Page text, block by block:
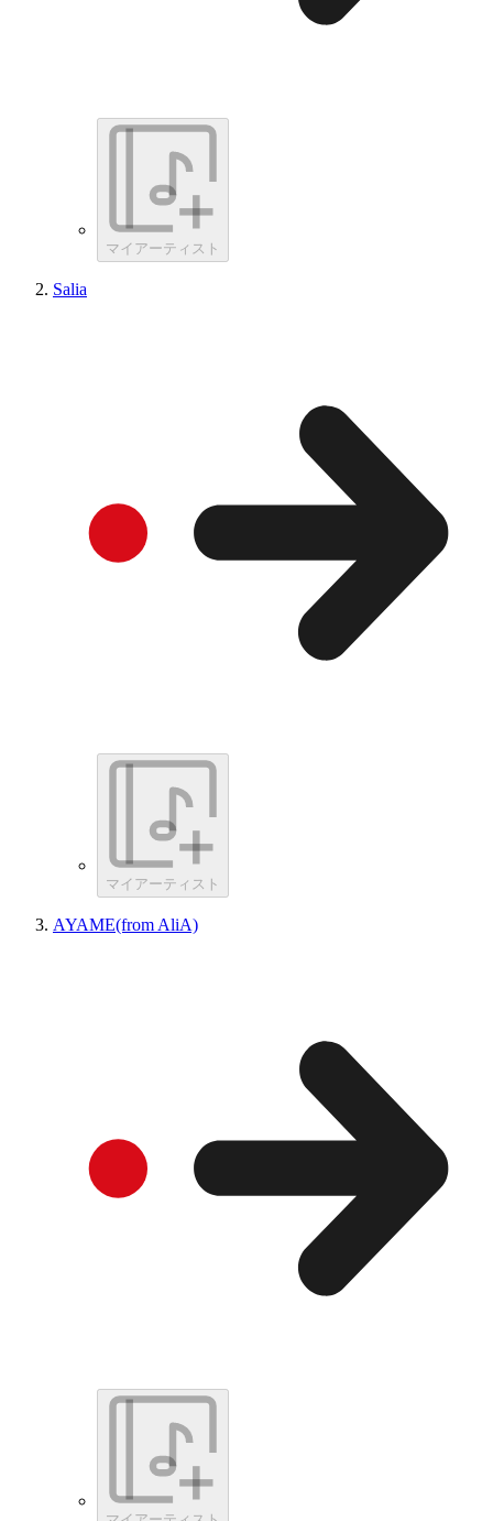
マイアーティスト
Salia
マイアーティスト
AYAME(from AliA)